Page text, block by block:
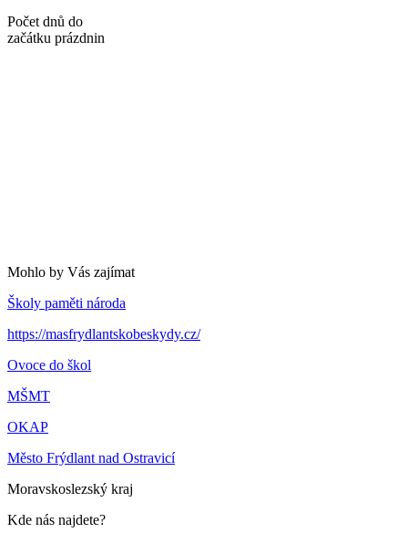
Počet dnů do
začátku prázdnin
Mohlo by Vás zajímat
Školy paměti národa
https://masfrydlantskobeskydy.cz/
Ovoce do škol
MŠMT
OKAP
Město Frýdlant nad Ostravicí
Moravskoslezský kraj
Kde nás najdete?